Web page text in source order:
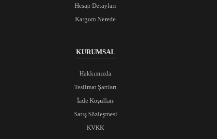
Hesap Detayları
Kargom Nerede
KURUMSAL
Hakkımızda
Teslimat Şartları
İade Koşulları
Satış Sözleşmesi
KVKK